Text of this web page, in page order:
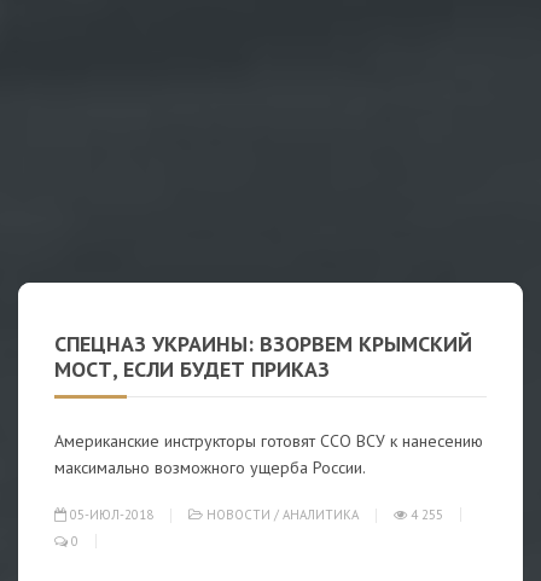
СПЕЦНАЗ УКРАИНЫ: ВЗОРВЕМ КРЫМСКИЙ
МОСТ, ЕСЛИ БУДЕТ ПРИКАЗ
Американские инструкторы готовят ССО ВСУ к нанесению
максимально возможного ущерба России.
05-ИЮЛ-2018 НОВОСТИ / АНАЛИТИКА
4 255
0